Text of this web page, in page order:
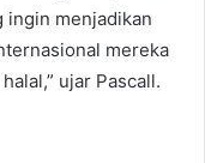
ingin menjadikan
mereka
ujar Pascall.